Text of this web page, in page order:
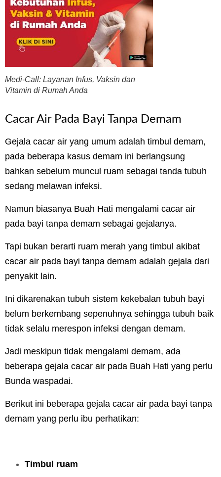
Medi-Call: Layanan Infus, Vaksin dan
Vitamin di Rumah Anda
Cacar Air Pada Bayi Tanpa Demam
Gejala cacar air yang umum adalah timbul demam,
pada beberapa kasus demam ini berlangsung
bahkan sebelum muncul ruam sebagai tanda tubuh
sedang melawan infeksi.
Namun biasanya Buah Hati mengalami cacar air
pada bayi tanpa demam sebagai gejalanya.
Tapi bukan berarti ruam merah yang timbul akibat
cacar air pada bayi tanpa demam adalah gejala dari
penyakit lain.
Ini dikarenakan tubuh sistem kekebalan tubuh bayi
belum berkembang sepenuhnya sehingga tubuh baik
tidak selalu merespon infeksi dengan demam.
Jadi meskipun tidak mengalami demam, ada
beberapa gejala cacar air pada Buah Hati yang perlu
Bunda waspadai.
Berikut ini beberapa gejala cacar air pada bayi tanpa
demam yang perlu ibu perhatikan:
Timbul ruam